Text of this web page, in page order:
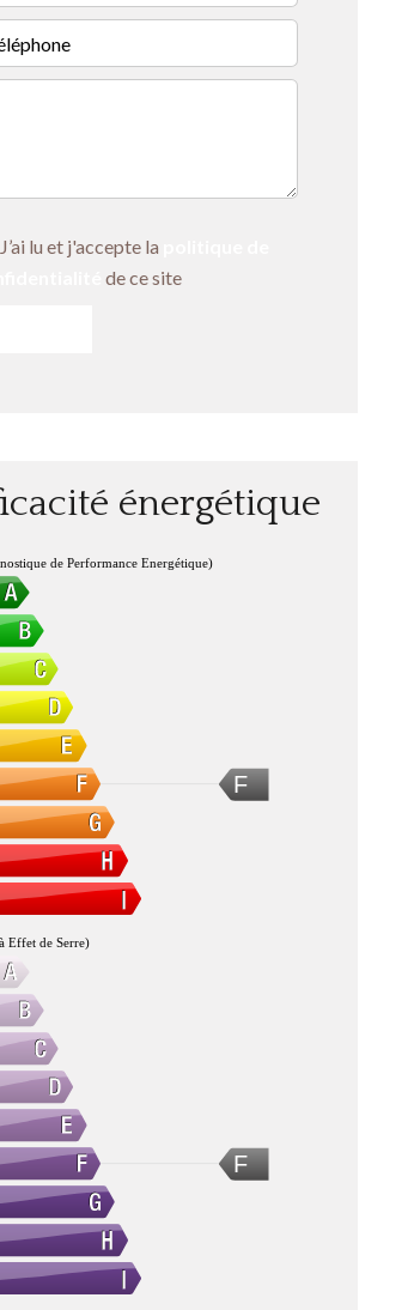
J’ai lu et j'accepte la
de ce site
énergétique
F
de Performance Energétique)
F
Effet de Serre)